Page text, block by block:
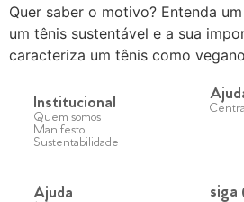
Quer saber o motivo? Entenda
um tênis sustentável e a sua
caracteriza um tênis como
Institucional
Quem somos
Manifesto
Sustentabilidade
Ajuda siga